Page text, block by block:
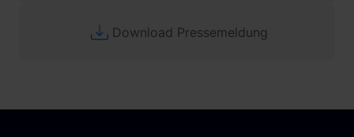
Download Pressemeldung